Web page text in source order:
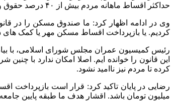
حداکثر اقساط ماهانه مردم بیش از ۴۰ درصد حقوق و درآمد فرد نباشد، این بدان معناست که بازپرداخت ماهانه افراد باید زیر ۵ میلیون تومان باشد.
کردیم. یا بازپرداخت اقساط مسکن مهر یا کمک های
این قانون را خوانده ایم. اصلا امکان ندارد با
کرده تا مردم نیز ناامید نشود.
میلیون تومان باشد. اقشار هدف ما طبقه پایین جامعه هستند و